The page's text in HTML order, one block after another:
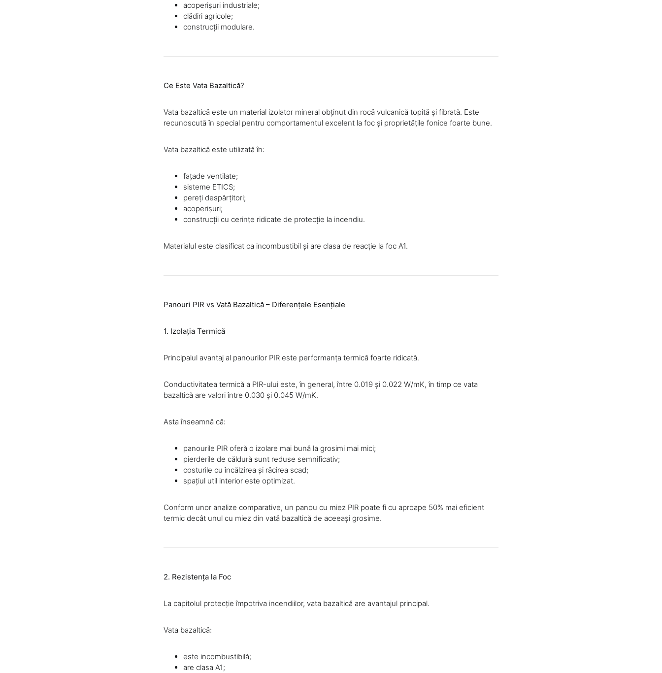
acoperișuri industriale;
clădiri agricole;
construcții modulare.
Ce Este Vata Bazaltică?
Vata bazaltică este un material izolator mineral obținut din rocă vulcanică topită și fibrată. Este
recunoscută în special pentru comportamentul excelent la foc și proprietățile fonice foarte bune.
Vata bazaltică este utilizată în:
fațade ventilate;
sisteme ETICS;
pereți despărțitori;
acoperișuri;
construcții cu cerințe ridicate de protecție la incendiu.
Materialul este clasificat ca incombustibil și are clasa de reacție la foc A1.
Panouri PIR vs Vată Bazaltică – Diferențele Esențiale
1. Izolația Termică
Principalul avantaj al panourilor PIR este performanța termică foarte ridicată.
Conductivitatea termică a PIR-ului este, în general, între 0.019 și 0.022 W/mK, în timp ce vata
bazaltică are valori între 0.030 și 0.045 W/mK.
Asta înseamnă că:
panourile PIR oferă o izolare mai bună la grosimi mai mici;
pierderile de căldură sunt reduse semnificativ;
costurile cu încălzirea și răcirea scad;
spațiul util interior este optimizat.
Conform unor analize comparative, un panou cu miez PIR poate fi cu aproape 50% mai eficient
termic decât unul cu miez din vată bazaltică de aceeași grosime.
2. Rezistența la Foc
La capitolul protecție împotriva incendiilor, vata bazaltică are avantajul principal.
Vata bazaltică:
este incombustibilă;
are clasa A1;